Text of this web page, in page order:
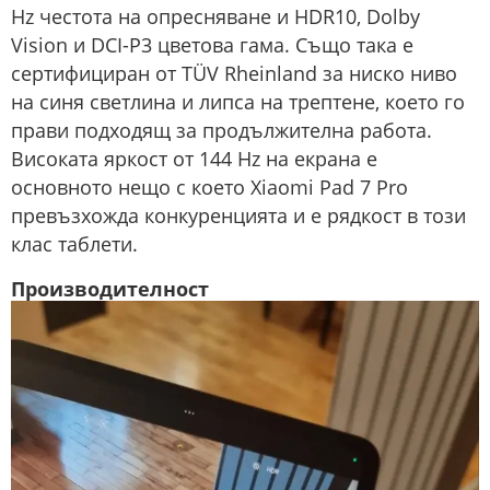
Hz честота на опресняване и HDR10, Dolby
Vision и DCI-P3 цветова гама. Също така е
сертифициран от TÜV Rheinland за ниско ниво
на синя светлина и липса на трептене, което го
прави подходящ за продължителна работа. ​
Високата яркост от 144 Hz на екрана е
основното нещо с което Xiaomi Pad 7 Pro
превъзхожда конкуренцията и е рядкост в този
клас таблети.
Производителност